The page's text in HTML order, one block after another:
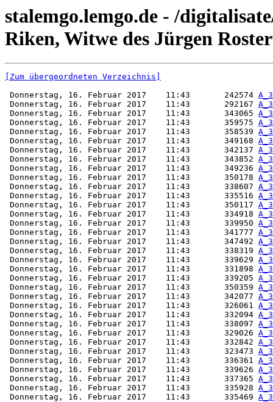
stalemgo.lemgo.de - /
Riken, Witwe des Jürgen
[Zum übergeordneten Verzeichnis]
Donnerstag, 16. Februar 2017    11:43       242574
Donnerstag, 16. Februar 2017    11:43       292167
Donnerstag, 16. Februar 2017    11:43       343065
Donnerstag, 16. Februar 2017    11:43       359575
Donnerstag, 16. Februar 2017    11:43       358539
Donnerstag, 16. Februar 2017    11:43       349168
Donnerstag, 16. Februar 2017    11:43       342137
Donnerstag, 16. Februar 2017    11:43       343852
Donnerstag, 16. Februar 2017    11:43       349236
Donnerstag, 16. Februar 2017    11:43       350178
Donnerstag, 16. Februar 2017    11:43       338607
Donnerstag, 16. Februar 2017    11:43       335516
Donnerstag, 16. Februar 2017    11:43       350117
Donnerstag, 16. Februar 2017    11:43       334918
Donnerstag, 16. Februar 2017    11:43       339950
Donnerstag, 16. Februar 2017    11:43       341777
Donnerstag, 16. Februar 2017    11:43       347492
Donnerstag, 16. Februar 2017    11:43       338319
Donnerstag, 16. Februar 2017    11:43       339629
Donnerstag, 16. Februar 2017    11:43       331898
Donnerstag, 16. Februar 2017    11:43       339205
Donnerstag, 16. Februar 2017    11:43       350359
Donnerstag, 16. Februar 2017    11:43       342077
Donnerstag, 16. Februar 2017    11:43       326061
Donnerstag, 16. Februar 2017    11:43       332094
Donnerstag, 16. Februar 2017    11:43       338097
Donnerstag, 16. Februar 2017    11:43       329026
Donnerstag, 16. Februar 2017    11:43       332842
Donnerstag, 16. Februar 2017    11:43       323473
Donnerstag, 16. Februar 2017    11:43       336361
Donnerstag, 16. Februar 2017    11:43       339626
Donnerstag, 16. Februar 2017    11:43       337365
Donnerstag, 16. Februar 2017    11:43       335928
Donnerstag, 16. Februar 2017    11:43       335469